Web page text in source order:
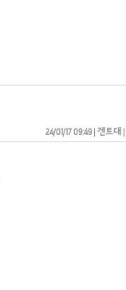
24/01/17 09:49| 겐트대|